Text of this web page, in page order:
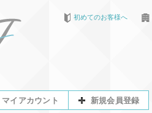
初めてのお客様へ
マイアカウント 新規会員登録